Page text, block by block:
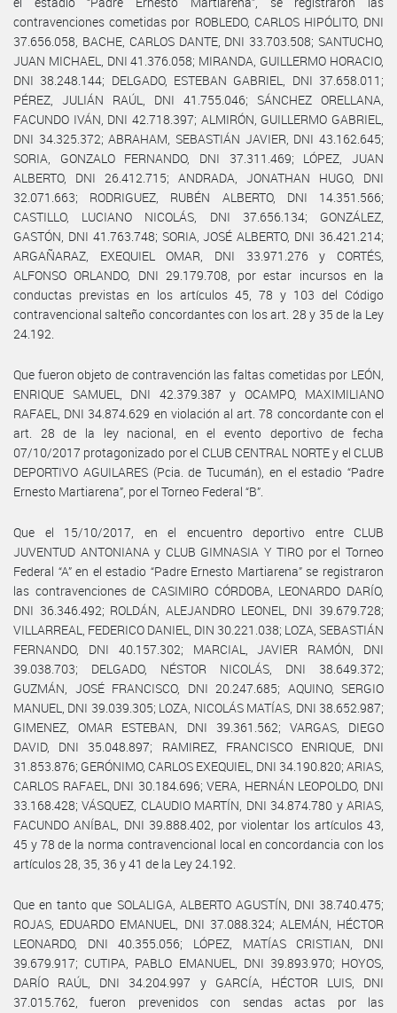
contravenciones cometidas por ROBLEDO, CARLOS HIPÓLITO, DNI
37.656.058, BACHE, CARLOS DANTE, DNI 33.703.508; SANTUCHO,
JUAN MICHAEL, DNI 41.376.058; MIRANDA, GUILLERMO HORACIO,
DNI 38.248.144; DELGADO, ESTEBAN GABRIEL, DNI 37.658.011;
PÉREZ, JULIÁN RAÚL, DNI 41.755.046; SÁNCHEZ ORELLANA,
FACUNDO IVÁN, DNI 42.718.397; ALMIRÓN, GUILLERMO GABRIEL,
DNI 34.325.372; ABRAHAM, SEBASTIÁN JAVIER, DNI 43.162.645;
SORIA, GONZALO FERNANDO, DNI 37.311.469; LÓPEZ, JUAN
ALBERTO, DNI 26.412.715; ANDRADA, JONATHAN HUGO, DNI
32.071.663; RODRIGUEZ, RUBÉN ALBERTO, DNI 14.351.566;
CASTILLO, LUCIANO NICOLÁS, DNI 37.656.134; GONZÁLEZ,
GASTÓN, DNI 41.763.748; SORIA, JOSÉ ALBERTO, DNI 36.421.214;
ARGAÑARAZ, EXEQUIEL OMAR, DNI 33.971.276 y CORTÉS,
ALFONSO ORLANDO, DNI 29.179.708, por estar incursos en la
conductas previstas en los artículos 45, 78 y 103 del Código
contravencional salteño concordantes con los art. 28 y 35 de la Ley
24.192.
Que fueron objeto de contravención las faltas cometidas por LEÓN,
ENRIQUE SAMUEL, DNI 42.379.387 y OCAMPO, MAXIMILIANO
RAFAEL, DNI 34.874.629 en violación al art. 78 concordante con el
art. 28 de la ley nacional, en el evento deportivo de fecha
07/10/2017 protagonizado por el CLUB CENTRAL NORTE y el CLUB
DEPORTIVO AGUILARES (Pcia. de Tucumán), en el estadio “Padre
Ernesto Martiarena”, por el Torneo Federal “B”.
Que el 15/10/2017, en el encuentro deportivo entre CLUB
JUVENTUD ANTONIANA y CLUB GIMNASIA Y TIRO por el Torneo
Federal “A” en el estadio “Padre Ernesto Martiarena” se registraron
las contravenciones de CASIMIRO CÓRDOBA, LEONARDO DARÍO,
DNI 36.346.492; ROLDÁN, ALEJANDRO LEONEL, DNI 39.679.728;
VILLARREAL, FEDERICO DANIEL, DIN 30.221.038; LOZA, SEBASTIÁN
FERNANDO, DNI 40.157.302; MARCIAL, JAVIER RAMÓN, DNI
39.038.703; DELGADO, NÉSTOR NICOLÁS, DNI 38.649.372;
GUZMÁN, JOSÉ FRANCISCO, DNI 20.247.685; AQUINO, SERGIO
MANUEL, DNI 39.039.305; LOZA, NICOLÁS MATÍAS, DNI 38.652.987;
GIMENEZ, OMAR ESTEBAN, DNI 39.361.562; VARGAS, DIEGO
DAVID, DNI 35.048.897; RAMIREZ, FRANCISCO ENRIQUE, DNI
31.853.876; GERÓNIMO, CARLOS EXEQUIEL, DNI 34.190.820; ARIAS,
CARLOS RAFAEL, DNI 30.184.696; VERA, HERNÁN LEOPOLDO, DNI
33.168.428; VÁSQUEZ, CLAUDIO MARTÍN, DNI 34.874.780 y ARIAS,
FACUNDO ANÍBAL, DNI 39.888.402, por violentar los artículos 43,
45 y 78 de la norma contravencional local en concordancia con los
artículos 28, 35, 36 y 41 de la Ley 24.192.
Que en tanto que SOLALIGA, ALBERTO AGUSTÍN, DNI 38.740.475;
ROJAS, EDUARDO EMANUEL, DNI 37.088.324; ALEMÁN, HÉCTOR
LEONARDO, DNI 40.355.056; LÓPEZ, MATÍAS CRISTIAN, DNI
39.679.917; CUTIPA, PABLO EMANUEL, DNI 39.893.970; HOYOS,
DARÍO RAÚL, DNI 34.204.997 y GARCÍA, HÉCTOR LUIS, DNI
37.015.762, fueron prevenidos con sendas actas por las